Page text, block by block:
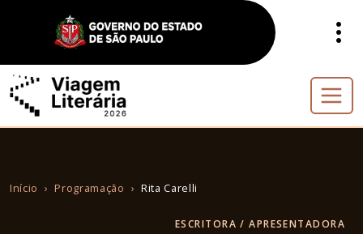
Início Programação Rita Carelli
ESCRITORA / APRESENTADORA